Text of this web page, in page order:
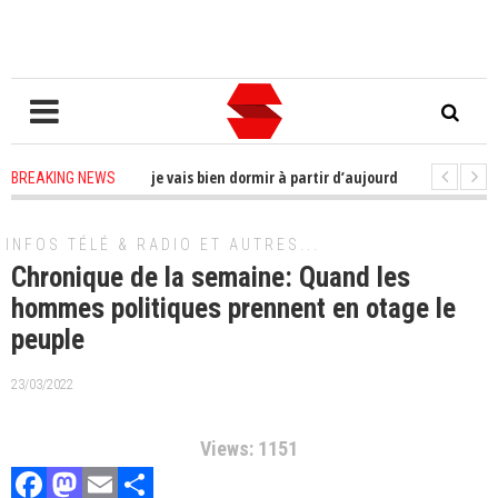
BREAKING NEWS
à me faire ; je vais bien dormir à partir d’aujourd’hui»
2 years
INFOS TÉLÉ & RADIO ET AUTRES...
Chronique de la semaine: Quand les
hommes politiques prennent en otage le
peuple
23/03/2022
Views: 1151
Facebook
Mastodon
Email